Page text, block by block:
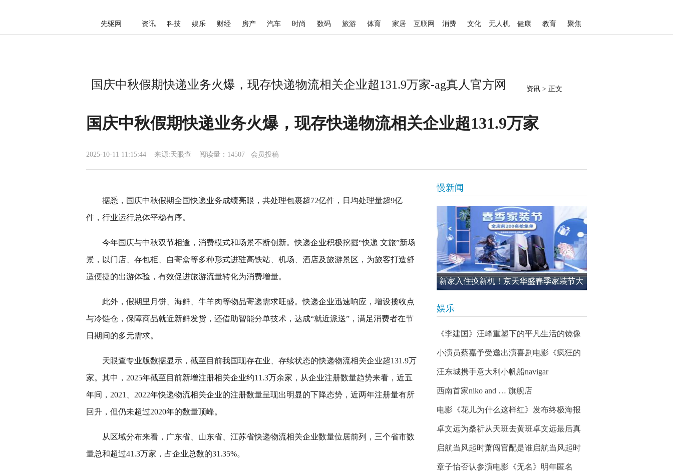
先驱网 资讯 科技 娱乐 财经 房产 汽车 时尚 数码 旅游 体育 家居 互联网 消费 文化 无人机 健康 教育 聚焦
国庆中秋假期快递业务火爆，现存快递物流相关企业超131.9万家-ag真人官方网 资讯 > 正文
国庆中秋假期快递业务火爆，现存快递物流相关企业超131.9万家
2025-10-11 11:15:44 来源:天眼查 阅读量：14507 会员投稿
据悉，国庆中秋假期全国快递业务成绩亮眼，共处理包裹超72亿件，日均处理量超9亿
件，行业运行总体平稳有序。
今年国庆与中秋双节相逢，消费模式和场景不断创新。快递企业积极挖掘“快递 文旅”新场
景，以门店、存包柜、自寄盒等多种形式进驻高铁站、机场、酒店及旅游景区，为旅客打造舒
适便捷的出游体验，有效促进旅游流量转化为消费增量。
此外，假期里月饼、海鲜、牛羊肉等物品寄递需求旺盛。快递企业迅速响应，增设揽收点
与冷链仓，保障商品就近新鲜发货，还借助智能分单技术，达成“就近派送”，满足消费者在节
日期间的多元需求。
天眼查专业版数据显示，截至目前我国现存在业、存续状态的快递物流相关企业超131.9万
家。其中，2025年截至目前新增注册相关企业约11.3万余家，从企业注册数量趋势来看，近五
年间，2021、2022年快递物流相关企业的注册数量呈现出明显的下降态势，近两年注册量有所
回升，但仍未超过2020年的数量顶峰。
从区域分布来看，广东省、山东省、江苏省快递物流相关企业数量位居前列，三个省市数
量总和超过41.3万家，占企业总数的31.35%。
慢新闻
新家入住换新机！京天华盛春季家装节大
娱乐
《李建国》汪峰重塑下的平凡生活的镜像
小演员蔡嘉予受邀出演喜剧电影《疯狂的
汪东城携手意大利小帆船navigar
西南首家niko and … 旗舰店
电影《花儿为什么这样红》发布终极海报
卓文远为桑祈从天班去黄班卓文远最后真
启航当风起时萧闯官配是谁启航当风起时
章子怡否认参演电影《无名》明年匿名